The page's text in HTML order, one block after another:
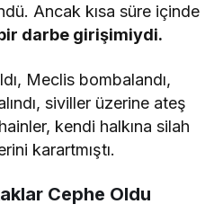
Ancak kısa süre içinde
darbe girişimiydi.
Meclis bombalandı,
siviller üzerine ateş
kendi halkına silah
karartmıştı.
Cephe Oldu